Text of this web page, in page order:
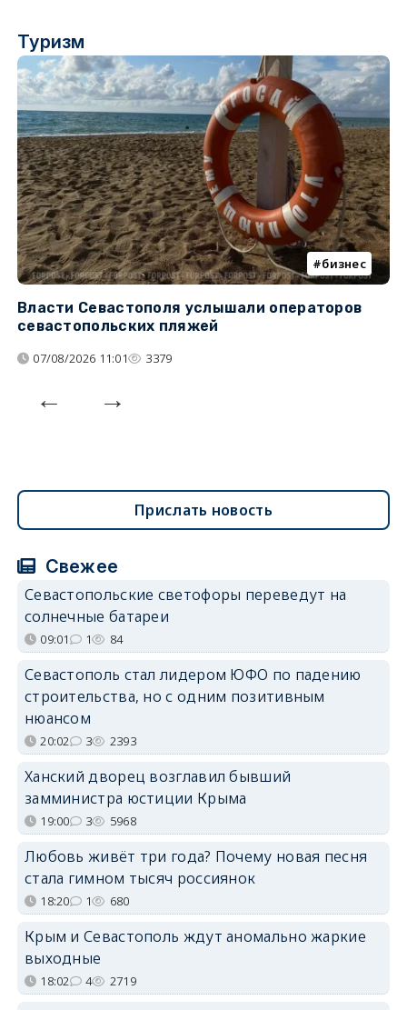
Туризм
бизнес
Власти Севастополя услышали операторов
севастопольских пляжей
07/08/2026 11:01 3379
Прислать новость
Свежее
Севастопольские светофоры переведут на
солнечные батареи
09:01 1 84
Севастополь стал лидером ЮФО по падению
строительства, но с одним позитивным
нюансом
20:02 3 2393
Ханский дворец возглавил бывший
замминистра юстиции Крыма
19:00 3 5968
Любовь живёт три года? Почему новая песня
стала гимном тысяч россиянок
18:20 1 680
Крым и Севастополь ждут аномально жаркие
выходные
18:02 4 2719